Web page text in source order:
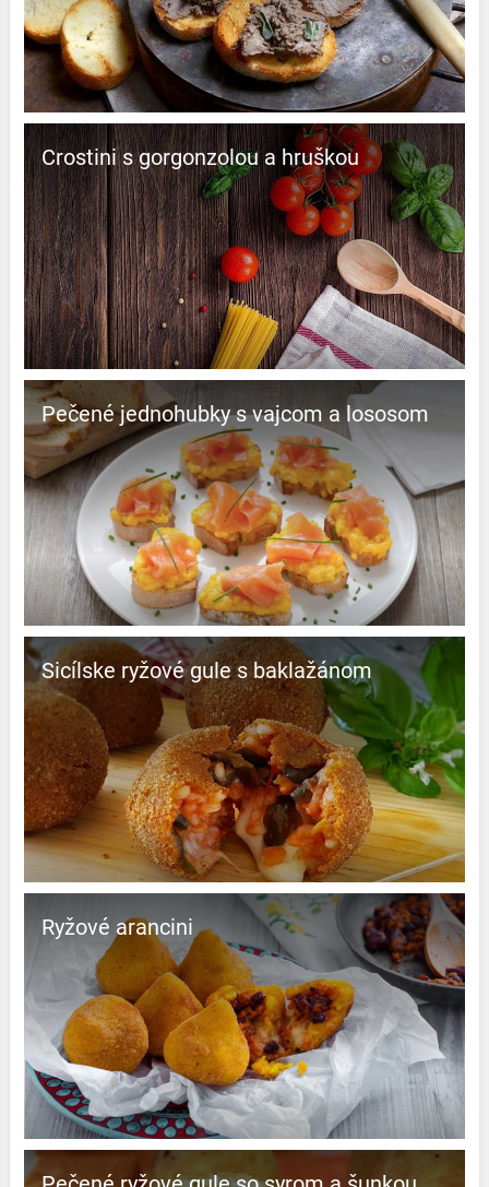
Crostini s gorgonzolou a hruškou
Pečené jednohubky s vajcom a lososom
Sicílske ryžové gule s baklažánom
Ryžové arancini